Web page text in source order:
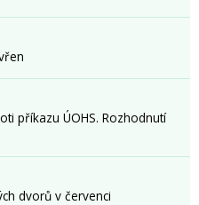
příkazu ÚOHS. Rozhodnutí
dvorů v červenci